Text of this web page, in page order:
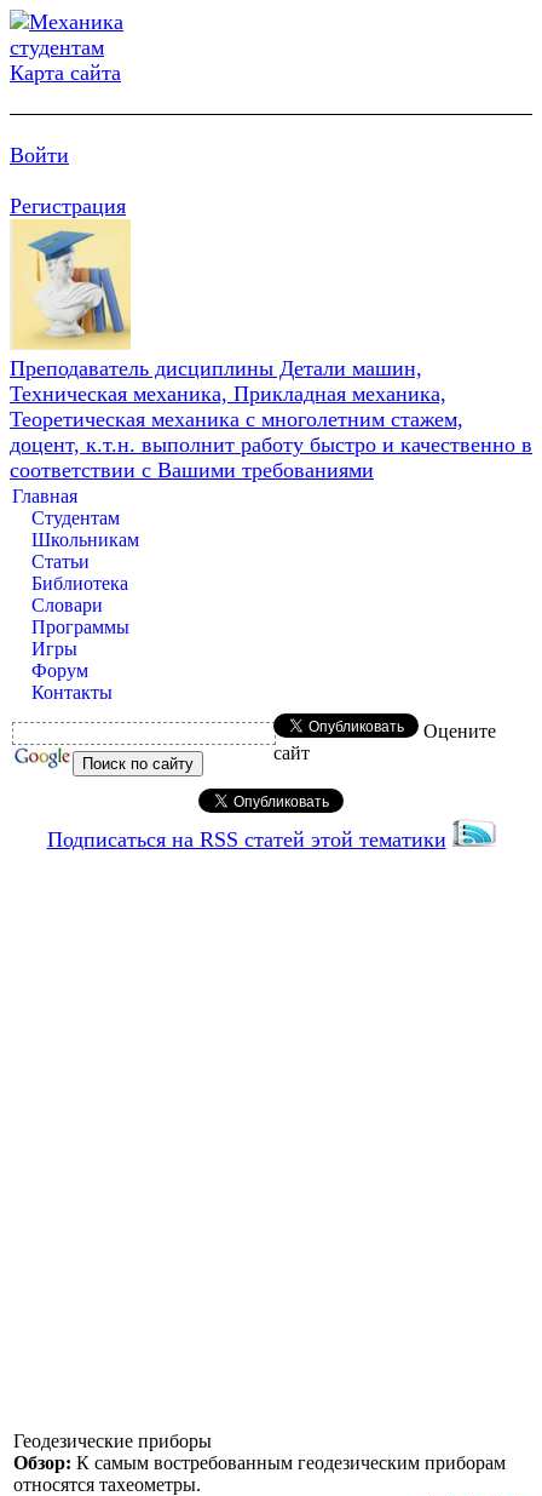
Карта сайта
Войти
Регистрация
Преподаватель дисциплины Детали машин,
Техническая механика, Прикладная механика,
Теоретическая механика с многолетним стажем,
доцент, к.т.н. выполнит работу быстро и качественно в
соответствии с Вашими требованиями
Главная
Студентам
Школьникам
Статьи
Библиотека
Словари
Программы
Игры
Форум
Контакты
Оцените
сайт
Подписаться на RSS статей этой тематики
Геодезические приборы
Обзор: К самым востребованным геодезическим приборам
относятся тахеометры.